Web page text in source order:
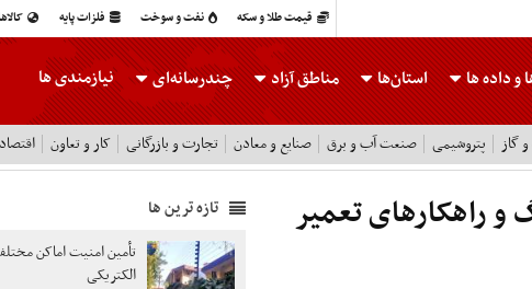
قیمت طلا و سکه نفت و سوخت فلزات پایه
و داده ها استان‌ها مناطق آزاد چندرسانه‌ای نیازمندی ها
گاز پتروشیمی صنعت آب و برق صنایع و معادن تجارت و بازرگانی کار و تعاون
راهکارهای تعمیر
تازه ترین ها
تأمین امنیت اماکن
الکتریکی